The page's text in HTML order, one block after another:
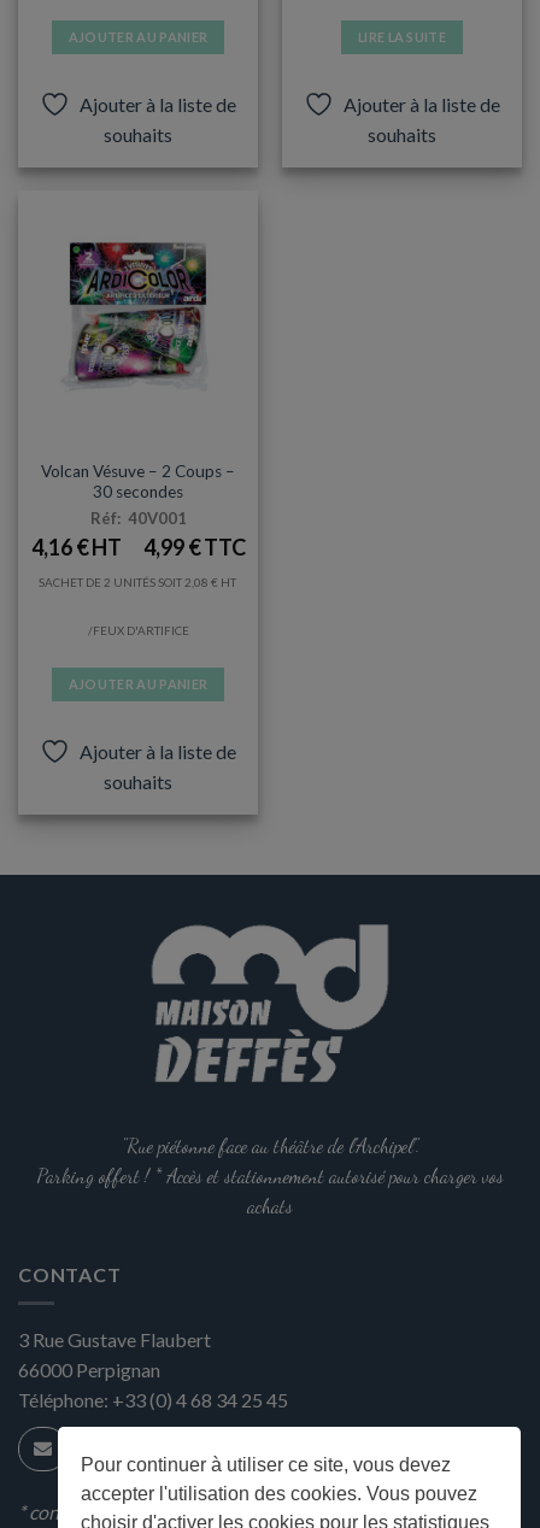
Pour continuer à utiliser ce site, vous devez
accepter l'utilisation des cookies. Vous pouvez
choisir d'activer les cookies pour les statistiques
AJOUTER AU PANIER
Ajouter à la liste de
souhaits
LIRE LA SUITE
Ajouter à la liste de
souhaits
Volcan Vésuve – 2 Coups –
30 secondes
Réf: 40V001
4,16€ 4,99€
SACHET DE 2 UNITÉS SOIT 2,08 €
/FEUX D'ARTIFICE
AJOUTER AU PANIER
Ajouter à la liste de
souhaits
"Rue piétonne face au théâtre de l'Archipel".
Parking offert ! * Accès et stationnement autorisé pour charger vos
achats
CONTACT
3 Rue Gustave Flaubert
66000 Perpignan
Téléphone: +33 (0) 4 68 34 25 45
* condition en magasin